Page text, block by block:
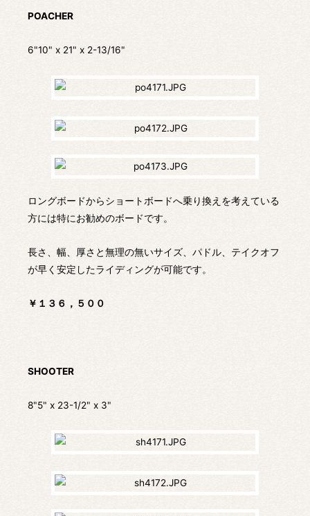
POACHER
6"10" x 21" x 2-13/16"
ロングボードからショートボードへ乗り換えを考えている
方には特にお勧めのボードです。
長さ、幅、厚さと無理の無いサイズ、パドル、テイクオフ
が早く安定したライディングが可能です。
￥１３６，５００
SHOOTER
8"5" x 23-1/2" x 3"